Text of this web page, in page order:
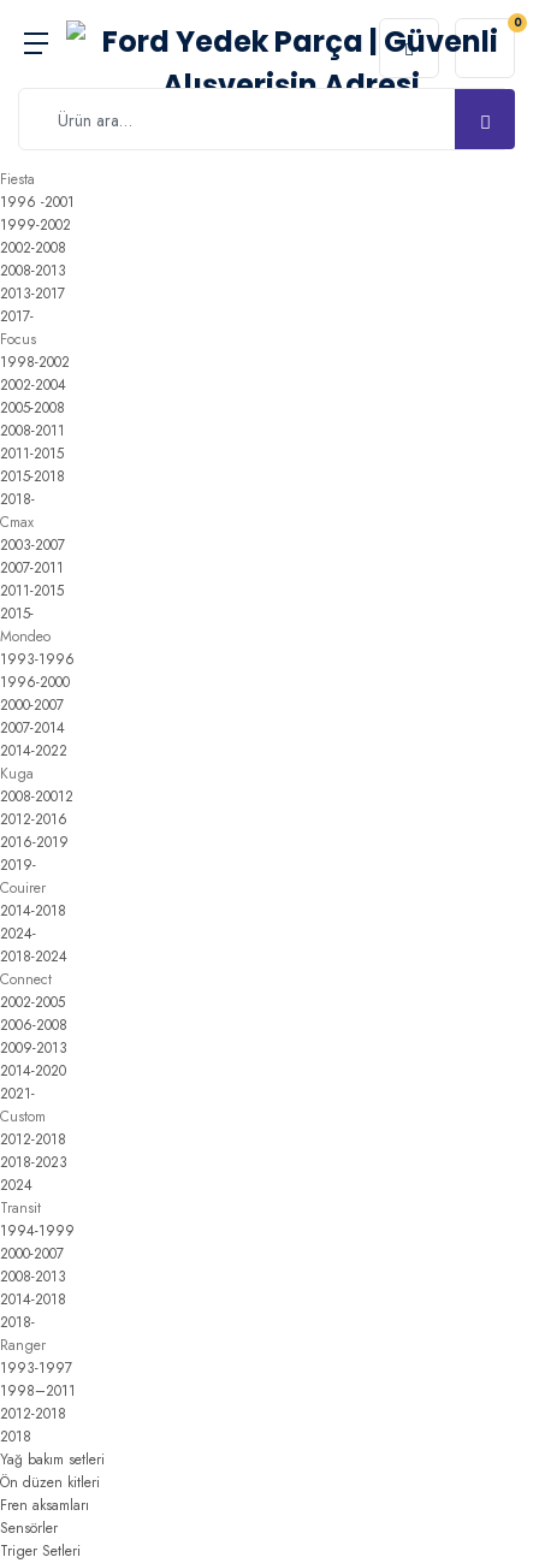
0
Fiesta
1996 -2001
1999-2002
2002-2008
2008-2013
2013-2017
2017-
Focus
1998-2002
2002-2004
2005-2008
2008-2011
2011-2015
2015-2018
2018-
Cmax
2003-2007
2007-2011
2011-2015
2015-
Mondeo
1993-1996
1996-2000
2000-2007
2007-2014
2014-2022
Kuga
2008-20012
2012-2016
2016-2019
2019-
Couirer
2014-2018
2024-
2018-2024
Connect
2002-2005
2006-2008
2009-2013
2014-2020
2021-
Custom
2012-2018
2018-2023
2024
Transit
1994-1999
2000-2007
2008-2013
2014-2018
2018-
Ranger
1993-1997
1998–2011
2012-2018
2018
Yağ bakım setleri
Ön düzen kitleri
Fren aksamları
Sensörler
Triger Setleri